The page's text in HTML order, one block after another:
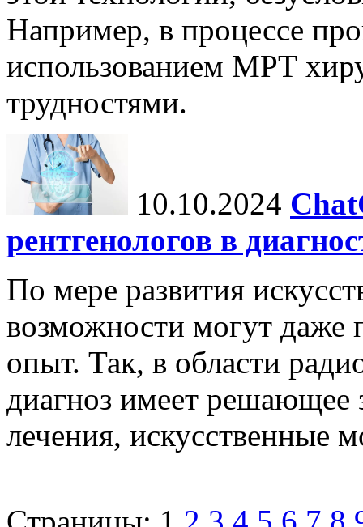
Например, в процессе
использованием МРТ
трудностями.
10.10.2024
рентгенологов в
По мере развития
возможности могут даже
опыт. Так, в области
диагноз имеет решающее
лечения, искусственные